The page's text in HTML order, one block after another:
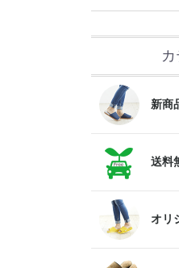
新商
送料
オリ